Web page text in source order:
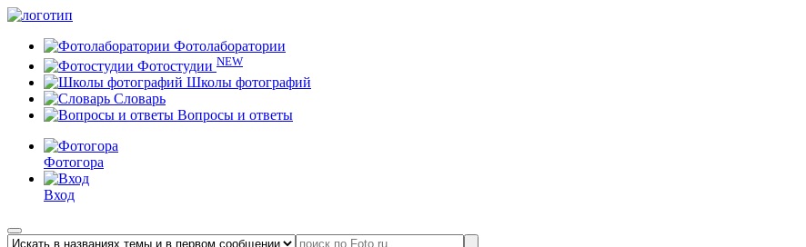
Фотолаборатории
Фотостудии NEW
Школы фотографий
Словарь
Вопросы и ответы
Фотогора
Вход